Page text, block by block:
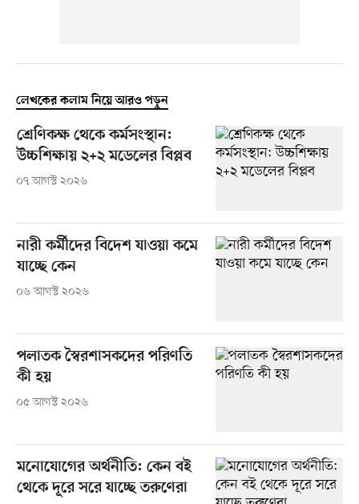
লেখকের কলাম নিয়ে আরও পড়ুন
শ্রেণিকক্ষ থেকে কর্মসংস্থান:
উচ্চশিক্ষায় ২+২ মডেলের বিপ্লব
০৭ আগস্ট ২০২৬
নারী কর্মীদের বিদেশ যাওয়া কমে
যাচ্ছে কেন
০৬ আগস্ট ২০২৬
পলাতক স্বৈরশাসকদের পরিণতি
কী হয়
০৫ আগস্ট ২০২৬
মনোযোগের অর্থনীতি: কেন বই
থেকে দূরে সরে যাচ্ছে তরুণেরা